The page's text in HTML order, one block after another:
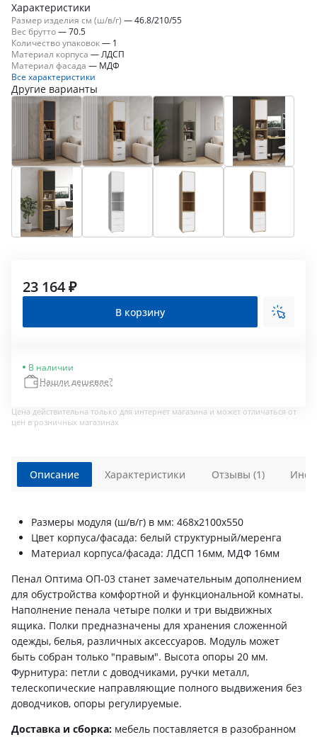
Характеристики
Размер изделия см (ш/в/г) —46.8/210/55
Вес брутто—70.5
Количество упаковок— 1
Материал корпуса — ЛДСП
Материал фасада — МДФ
Все характеристики
Другие варианты
23 164 ₽
В корзину
В наличии
Нашли дешевле?
Цена действительна только для интернет магазина и может отличаться от
цен в розничных магазинах
Описание
Размеры модуля (ш/в/г) в мм: 468х2100х550
Цвет корпуса/фасада: белый структурный/меренга
Материал корпуса/фасада: ЛДСП 16мм, МДФ 16мм
Пенал Оптима ОП-03 станет замечательным дополнением
для обустройства комфортной и функциональной комнаты.
Наполнение пенала четыре полки и три выдвижных
ящика. Полки предназначены для хранения сложенной
одежды, белья, различных аксессуаров. Модуль может
быть собран только "правым". Высота опоры 20 мм.
Фурнитура: петли с доводчиками, ручки металл,
телескопические направляющие полного выдвижения без
доводчиков, опоры регулируемые.
Доставка и сборка: мебель поставляется в разобранном
Характеристики Отзывы (1)